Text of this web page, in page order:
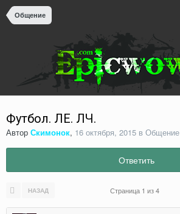
Общение
Футбол. ЛЕ. ЛЧ.
Автор Скимонок, 16 октября, 2015 в Общение
Ответить
НАЗАД Страница 1 из 4